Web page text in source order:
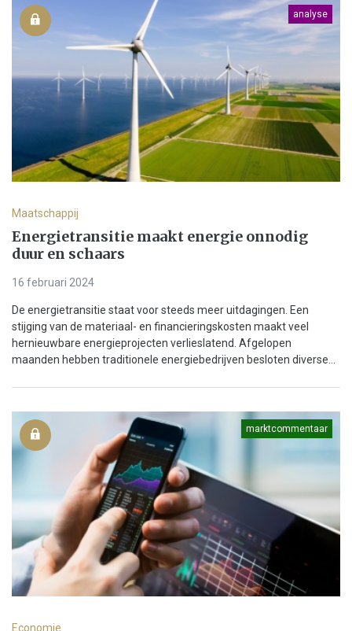
analyse
Maatschappij
Energietransitie maakt energie onnodig
duur en schaars
16 februari 2024
De energietransitie staat voor steeds meer uitdagingen. Een
stijging van de materiaal- en financieringskosten maakt veel
hernieuwbare energieprojecten verlieslatend. Afgelopen
maanden hebben traditionele energiebedrijven besloten diverse...
marktcommentaar
Economie